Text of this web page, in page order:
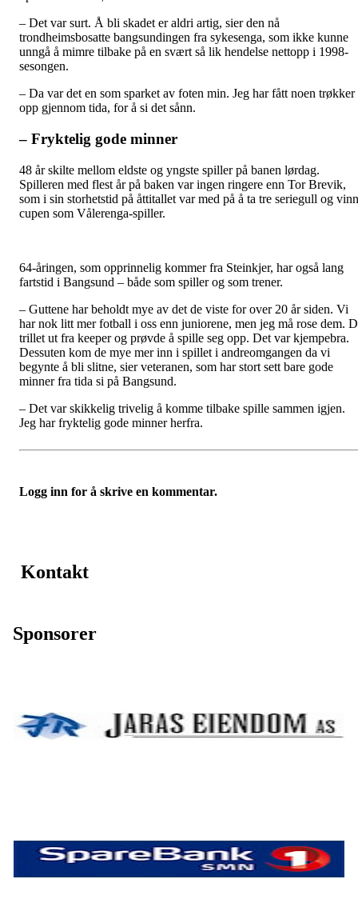
– Det var surt. Å bli skadet er aldri artig, sier den nå
trondheimsbosatte bangsundingen fra sykesenga, som ikke kunne
unngå å mimre tilbake på en svært så lik hendelse nettopp i 1998-
sesongen.
– Da var det en som sparket av foten min. Jeg har fått noen trøkker
opp gjennom tida, for å si det sånn.
– Fryktelig gode minner
48 år skilte mellom eldste og yngste spiller på banen lørdag.
Spilleren med flest år på baken var ingen ringere enn Tor Brevik,
som i sin storhetstid på åttitallet var med på å ta tre seriegull og
cupen som Vålerenga-spiller.
64-åringen, som opprinnelig kommer fra Steinkjer, har også lang
fartstid i Bangsund – både som spiller og som trener.
– Guttene har beholdt mye av det de viste for over 20 år siden. Vi
har nok litt mer fotball i oss enn juniorene, men jeg må rose dem.
trillet ut fra keeper og prøvde å spille seg opp. Det var kjempebra.
Dessuten kom de mye mer inn i spillet i andreomgangen da vi
begynte å bli slitne, sier veteranen, som har stort sett bare gode
minner fra tida si på Bangsund.
– Det var skikkelig trivelig å komme tilbake spille sammen igjen.
Jeg har fryktelig gode minner herfra.
Logg inn for å skrive en kommentar.
Kontakt
Sponsorer